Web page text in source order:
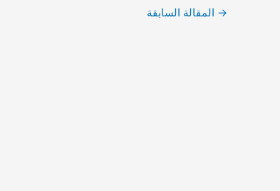
→ المقالة السابقة